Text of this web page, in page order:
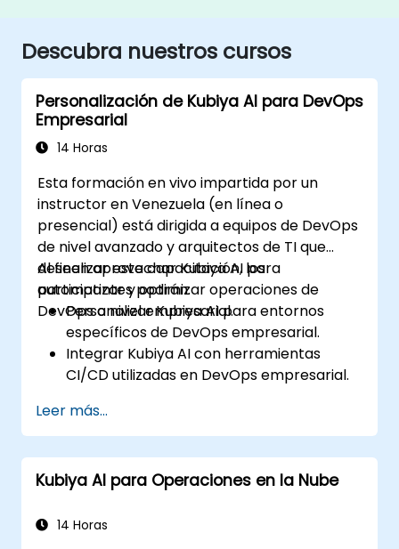
Descubra nuestros cursos
Personalización de Kubiya AI para DevOps
Empresarial
14 Horas
Esta formación en vivo impartida por un
instructor en Venezuela (en línea o
presencial) está dirigida a equipos de DevOps
de nivel avanzado y arquitectos de TI que
deseen aprovechar Kubiya AI para
automatizar y optimizar operaciones de
DevOps a nivel empresarial.
Al finalizar esta capacitación, los
participantes podrán:
Personalizar Kubiya AI para entornos
específicos de DevOps empresarial.
Integrar Kubiya AI con herramientas
CI/CD utilizadas en DevOps empresarial.
mediante flujos de trabajo impulsados por
IA.
Garantizar la seguridad y el cumplimiento
normativo dentro de los procesos de
Leer más...
Kubiya AI para Operaciones en la Nube
14 Horas